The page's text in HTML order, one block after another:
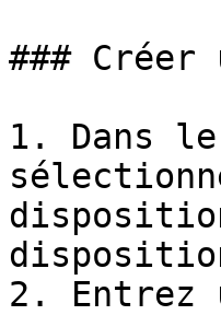
###
1. Dans le
2. Entrez